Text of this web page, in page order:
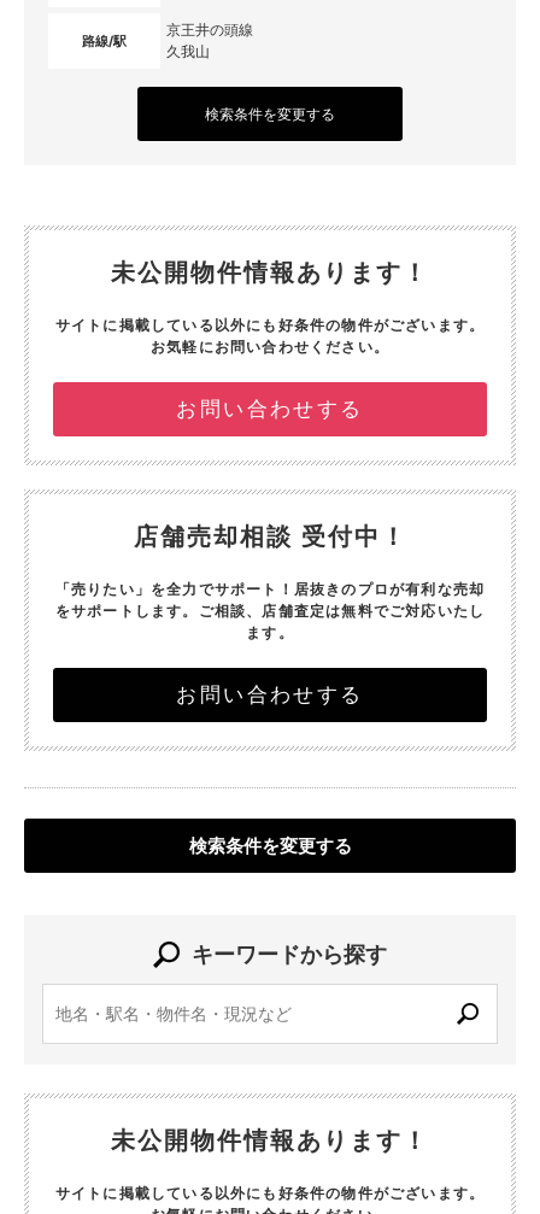
路線/駅
京王井の頭線
久我山
検索条件を変更する
未公開物件情報あります！
サイトに掲載している以外にも好条件の物件がございます。
お気軽にお問い合わせください。
お問い合わせする
店舗売却相談 受付中！
「売りたい」を全力でサポート！ 居抜きのプロが有利な売却
をサポートします。 ご相談、店舗査定は無料でご対応いたし
ます。
お問い合わせする
検索条件を変更する
キーワードから探す
未公開物件情報あります！
サイトに掲載している以外にも好条件の物件がございます。